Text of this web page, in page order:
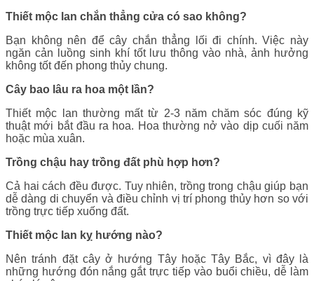
Thiết mộc lan chắn thẳng cửa có sao không?
Bạn không nên để cây chắn thẳng lối đi chính. Việc này
ngăn cản luồng sinh khí tốt lưu thông vào nhà, ảnh hưởng
không tốt đến phong thủy chung.
Cây bao lâu ra hoa một lần?
Thiết mộc lan thường mất từ 2-3 năm chăm sóc đúng kỹ
thuật mới bắt đầu ra hoa. Hoa thường nở vào dịp cuối năm
hoặc mùa xuân.
Trồng chậu hay trồng đất phù hợp hơn?
Cả hai cách đều được. Tuy nhiên, trồng trong chậu giúp bạn
dễ dàng di chuyển và điều chỉnh vị trí phong thủy hơn so với
trồng trực tiếp xuống đất.
Thiết mộc lan kỵ hướng nào?
Nên tránh đặt cây ở hướng Tây hoặc Tây Bắc, vì đây là
những hướng đón nắng gắt trực tiếp vào buổi chiều, dễ làm